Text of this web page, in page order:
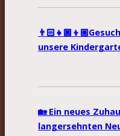
unsere
🏡 Ein neues
langersehnten